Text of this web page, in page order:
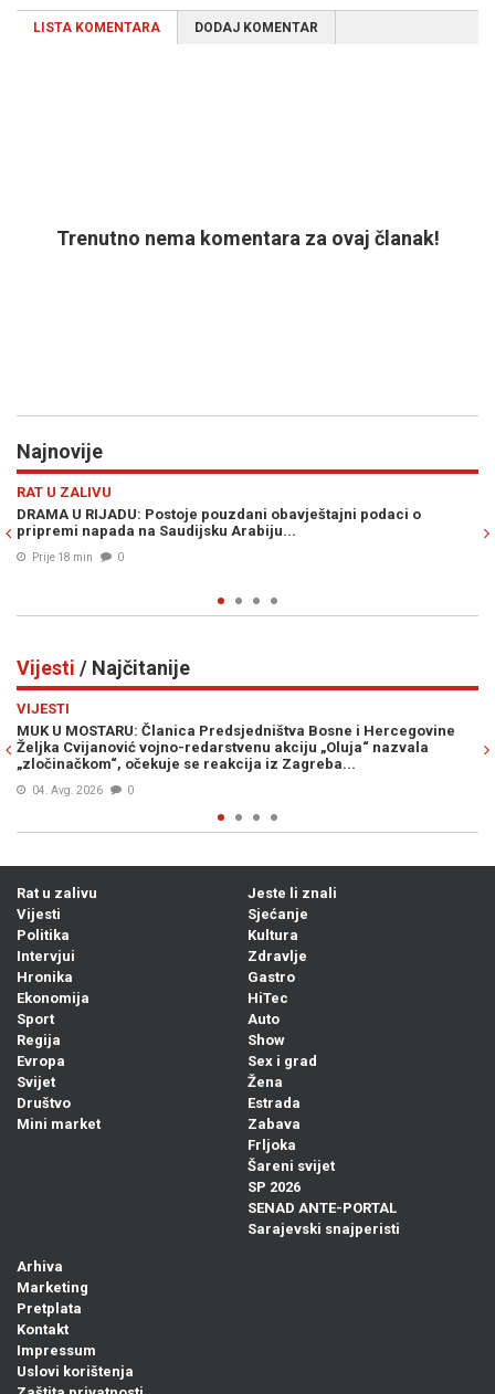
LISTA KOMENTARA DODAJ KOMENTAR
Trenutno nema komentara za ovaj članak!
Najnovije
obavještajni podaci o
SKANDALOZNO: Policijska tortura se
uposlenika i suradnika Memorijalnog
Vijesti / Najčitanije
Bosne i Hercegovine
„Oluja“ nazvala
Zagreba...
VRIJEME SE MIJENJA: Vrhunac
stiže osvježenje, već od..
05. Avg. 2026
Rat u zalivu
Vijesti
Politika
Intervjui
Hronika
Ekonomija
Sport
Regija
Evropa
Svijet
Društvo
Mini market
Jeste li znali
Sjećanje
Kultura
Zdravlje
Gastro
HiTec
Auto
Show
Sex i grad
Žena
Estrada
Zabava
Frljoka
Šareni svijet
SP 2026
SENAD ANTE-PORTAL
Sarajevski snajperisti
Arhiva
Marketing
Pretplata
Kontakt
Impressum
Uslovi korištenja